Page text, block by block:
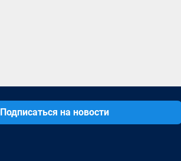
Подписаться на новости